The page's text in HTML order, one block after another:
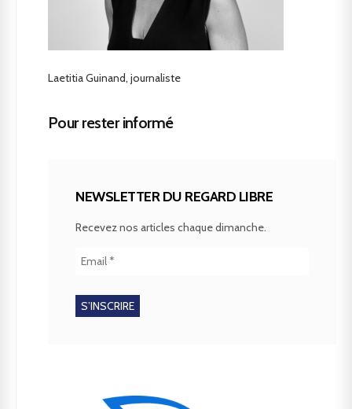
Laetitia Guinand, journaliste
Pour rester informé
NEWSLETTER DU REGARD LIBRE
Recevez nos articles chaque dimanche.